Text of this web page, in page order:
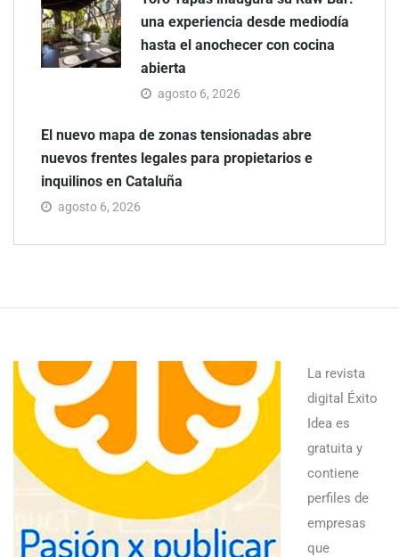
una experiencia desde mediodía
hasta el anochecer con cocina
abierta
agosto 6, 2026
El nuevo mapa de zonas tensionadas abre
nuevos frentes legales para propietarios e
inquilinos en Cataluña
agosto 6, 2026
La revista
digital Éxito
Idea es
gratuita y
contiene
perfiles de
empresas
que